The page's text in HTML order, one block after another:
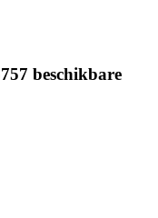
beschikbare